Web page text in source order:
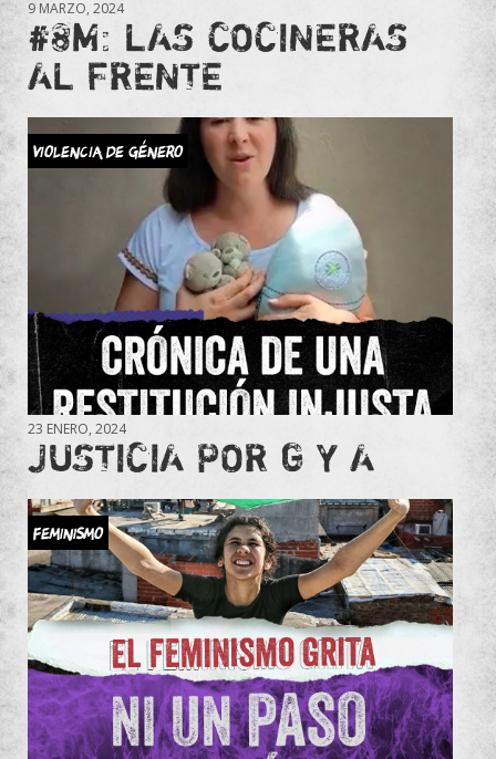
9 MARZO, 2024
#8M: LAS COCINERAS
AL FRENTE
VIOLENCIA DE GÉNERO
23 ENERO, 2024
JUSTICIA POR G Y A
Feminismo